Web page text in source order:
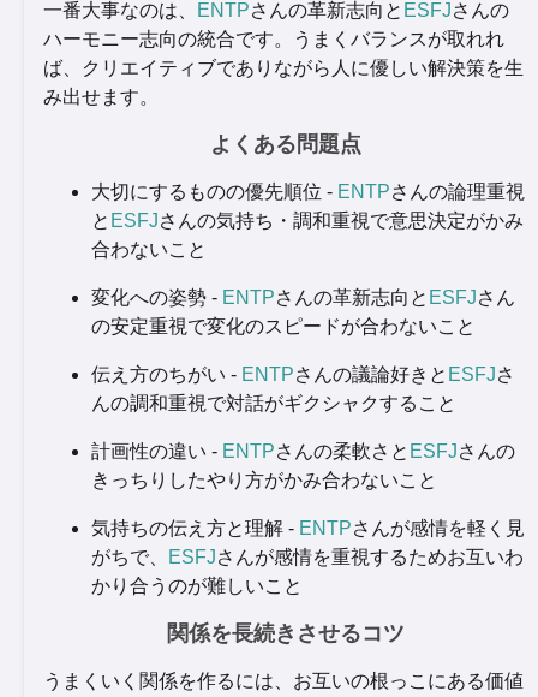
一番大事なのは、 ENTPさんの革新志向と ESFJさんの
ハーモニー志向の統合です。うまくバランスが取れれ
ば、クリエイティブでありながら人に優しい解決策を生
み出せます。
よくある問題点
大切にするものの優先順位 - ENTPさんの論理重視
と ESFJさんの気持ち・調和重視で意思決定がかみ
合わないこと
変化への姿勢 - ENTPさんの革新志向と ESFJさん
の安定重視で変化のスピードが合わないこと
伝え方のちがい - ENTPさんの議論好きと ESFJさ
んの調和重視で対話がギクシャクすること
計画性の違い - ENTPさんの柔軟さと ESFJさんの
きっちりしたやり方がかみ合わないこと
気持ちの伝え方と理解 - ENTPさんが感情を軽く見
がちで、
ESFJさんが感情を重視するためお互いわ
かり合うのが難しいこと
関係を長続きさせるコツ
うまくいく関係を作るには、お互いの根っこにある価値